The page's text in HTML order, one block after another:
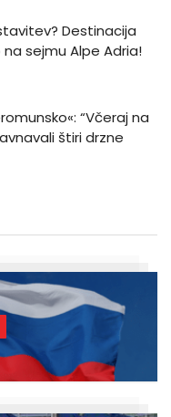
Destinacija
sejmu Alpe Adria!
“Včeraj na
štiri drzne